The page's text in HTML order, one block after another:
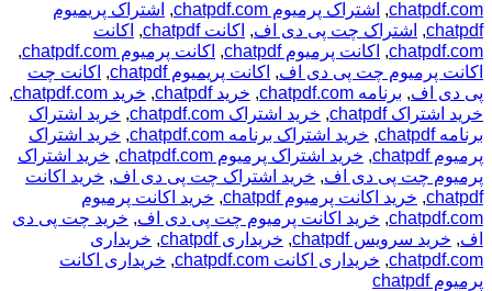
هوش
مصنوعی
چت
با
پی
دی
اف
عدد
chatpdf.com
, اشتراک پرمیوم chatpdf.com , اشتراک پریمیوم
chatpdf
, اشتراک چت پی دی اف, اکانت chatpdf , اکانت
chatpdf.com
, اکانت پرمیوم chatpdf , اکانت پرمیوم chatpdf.com
,
اکانت پرمیوم چت پی دی اف, اکانت پریمیوم chatpdf , اکانت چت
پی دی اف, برنامه chatpdf.com , خرید chatpdf , خرید chatpdf.com
,
خرید اشتراک chatpdf
, خرید اشتراک chatpdf.com , خرید اشتراک
برنامه chatpdf
, خرید اشتراک برنامه chatpdf.com , خرید اشتراک
پرمیوم chatpdf
, خرید اشتراک پرمیوم chatpdf.com , خرید اشتراک
پرمیوم چت پی دی اف, خرید اشتراک چت پی دی اف, خرید اکانت
chatpdf
, خرید اکانت پرمیوم chatpdf , خرید اکانت پرمیوم
chatpdf.com
, خرید اکانت پرمیوم چت پی دی اف, خرید چت پی دی
اف, خرید سرویس chatpdf , خریداری chatpdf , خریداری
chatpdf.com
, خریداری اکانت chatpdf.com , خریداری اکانت
پرمیوم chatpdf